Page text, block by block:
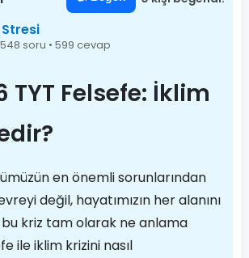
soru • 599 cevap
TYT Felsefe: İklim
en önemli sorunlarından
değil, hayatımızın her alanını
bu kriz tam olarak ne anlama
ile iklim krizini nasıl